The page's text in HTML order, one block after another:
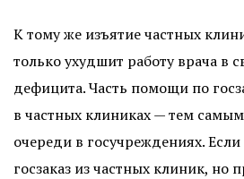
К тому же изъятие частных
только ухудшит работу врача в
дефицита. Часть помощи по
в частных клиниках — тем
очереди в госучреждениях. Если
госзаказ из частных клиник, но